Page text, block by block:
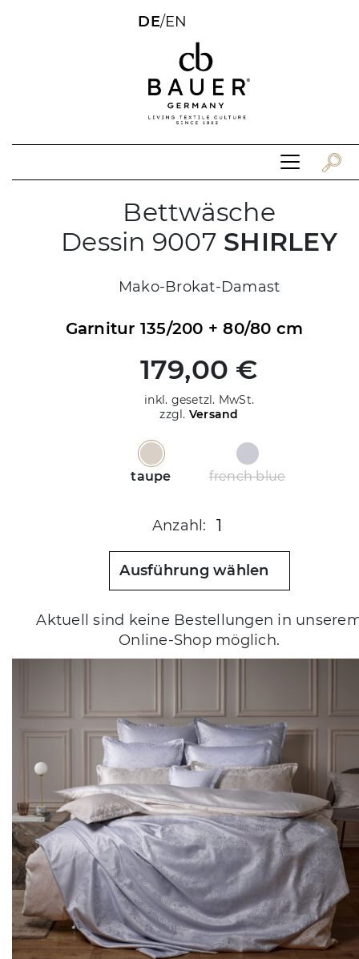
DE/EN
Bettwäsche
Dessin 9007 SHIRLEY
Mako-Brokat-Damast
Garnitur 135/200 + 80/80 cm
179,00 €
inkl. gesetzl. MwSt.
zzgl. Versand
taupe french blue
Anzahl: 1
Ausführung wählen
Aktuell sind keine Bestellungen in
Online-Shop möglich.